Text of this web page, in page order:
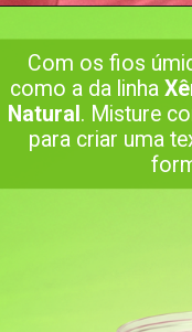
Com os fios
como a da linha
Natural . Misture
para criar uma